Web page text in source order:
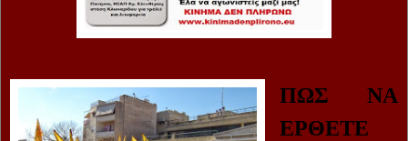
ΠΩΣ ΝΑ
ΕΡΘΕΤΕ